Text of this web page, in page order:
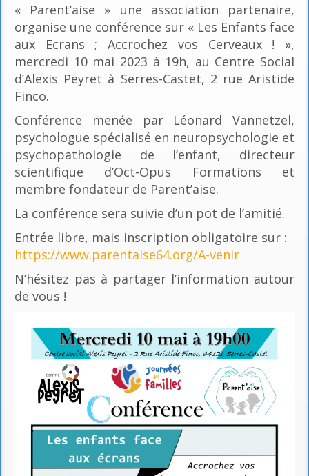
« Parent’aise » une association partenaire,
organise une conférence sur « Les Enfants face
aux Ecrans ; Accrochez vos Cerveaux ! »,
mercredi 10 mai 2023 à 19h, au Centre Social
d’Alexis Peyret à Serres-Castet, 2 rue Aristide
Finco.
Conférence menée par Léonard Vannetzel,
psychologue spécialisé en neuropsychologie et
psychopathologie de l’enfant, directeur
scientifique d’Oct-Opus Formations et
membre fondateur de Parent’aise.
La conférence sera suivie d’un pot de l’amitié.
Entrée libre, mais inscription obligatoire sur :
https://www.parentaise64.org/A-venir
N’hésitez pas à partager l’information autour
de vous !